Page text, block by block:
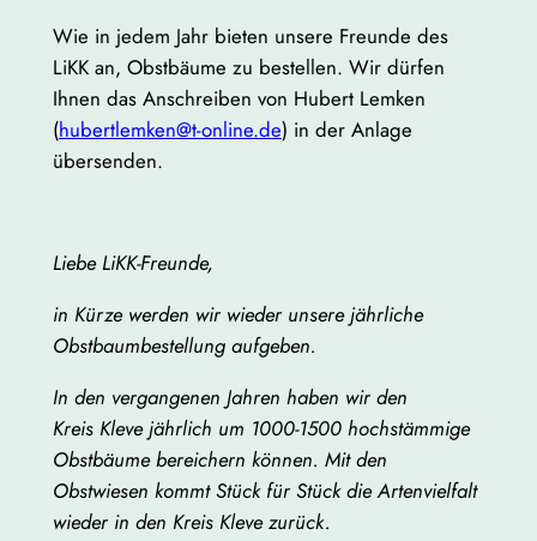
Wie in jedem Jahr bieten unsere Freunde des
LiKK an, Obstbäume zu bestellen. Wir dürfen
Ihnen das Anschreiben von Hubert Lemken
(hubertlemken@t-online.de) in der Anlage
übersenden.
Liebe LiKK-Freunde,
in Kürze werden wir wieder unsere jährliche
Obstbaumbestellung aufgeben.
In den vergangenen Jahren haben wir den
Kreis Klevejährlich um 1000-1500 hochstämmige
Obstbäume bereichern können. Mit den
Obstwiesen kommt Stück für Stück die Artenvielfalt
wieder in den Kreis Klevezurück.